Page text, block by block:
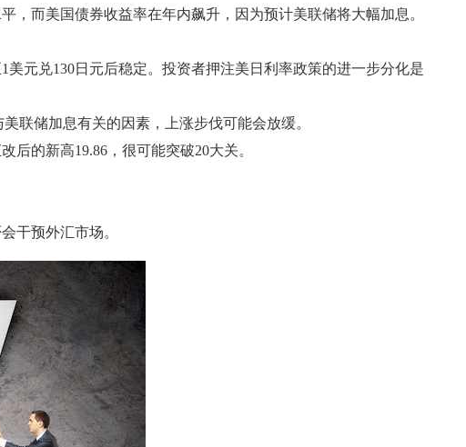
而美国债券收益率在年内飙升，因为预计美联储将大幅加息。
元兑130日元后稳定。投资者押注美日利率政策的进一步分化是
联储加息有关的因素，上涨步伐可能会放缓。
的新高19.86，很可能突破20大关。
干预外汇市场。